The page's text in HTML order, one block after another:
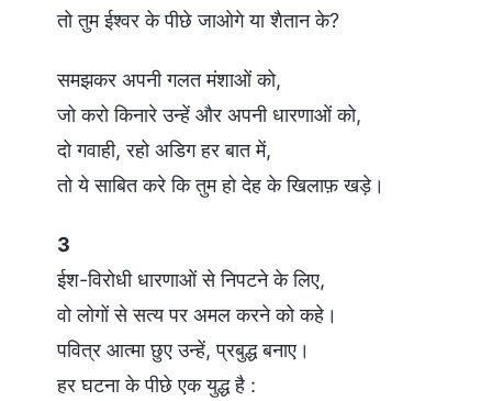
तो तुम ईश्वर के पीछे जाओगे या शैतान के?
समझकर अपनी गलत मंशाओं को,
जो करो किनारे उन्हें और अपनी धारणाओं को,
दो गवाही, रहो अडिग हर बात में,
तो ये साबित करे कि तुम हो देह के खिलाफ़ खड़े।
3
ईश-विरोधी धारणाओं से निपटने के लिए,
वो लोगों से सत्य पर अमल करने को कहे।
पवित्र आत्मा छुए उन्हें, प्रबुद्ध बनाए।
हर घटना के पीछे एक युद्ध है :